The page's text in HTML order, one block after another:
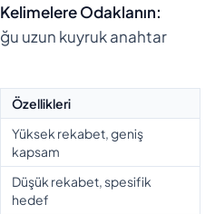
Odaklanın:
uzun kuyruk anahtar
Özellikleri
Yüksek rekabet, geniş
kapsam
Düşük rekabet, spesifik
hedef